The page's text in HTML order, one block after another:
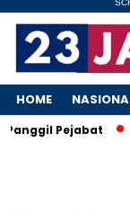
HOME
Pejabat